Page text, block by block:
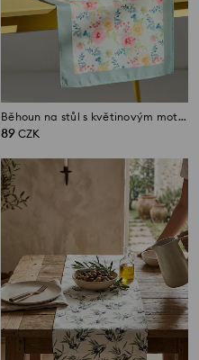
Běhoun na stůl s květinovým motivem
89 CZK